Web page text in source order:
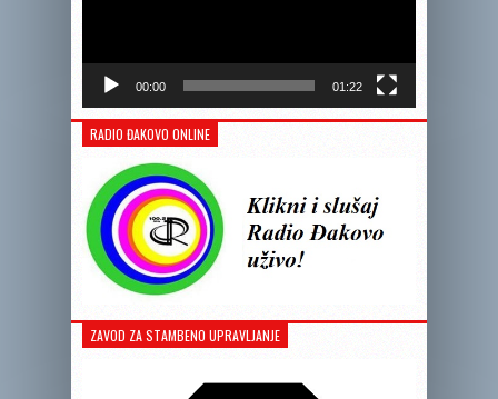
00:00 01:22
RADIO ĐAKOVO ONLINE
ZAVOD ZA STAMBENO UPRAVLJANJE